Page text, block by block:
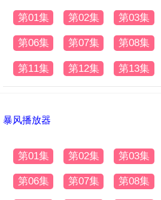
第01集 第02集 第03集
第06集 第07集 第08集
第11集 第12集 第13集
暴风播放器
第01集 第02集 第03集
第06集 第07集 第08集